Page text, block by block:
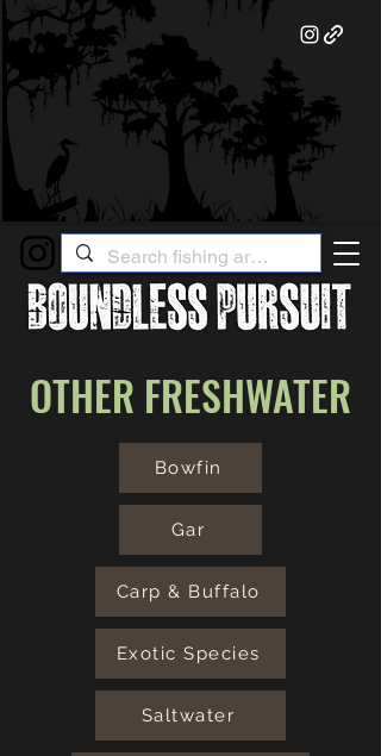
OTHER FRESHWATER
Bowfin
Gar
Carp & Buffalo
Exotic Species
Saltwater